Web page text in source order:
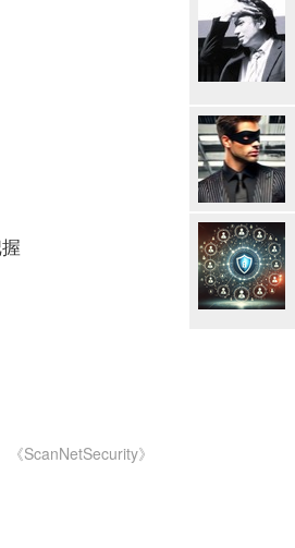
《ScanNetSecurity》